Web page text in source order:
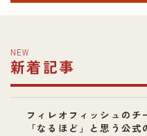
NEW
新着記事
フィレオフィッシュのチ
「なるほど」と思う公式